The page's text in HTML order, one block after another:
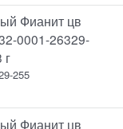
Фианит цв
0001-26329-
г
255
Фианит цв